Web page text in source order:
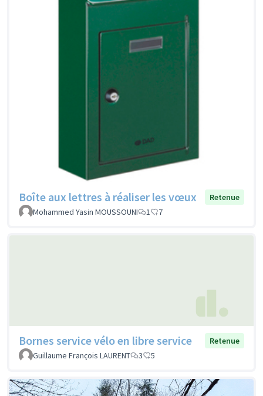
Boîte aux lettres à réaliser les vœux
Retenue
Mohammed Yasin MOUSSOUNI
1 7
Bornes service vélo en libre service
Retenue
Guillaume François LAURENT
3 5